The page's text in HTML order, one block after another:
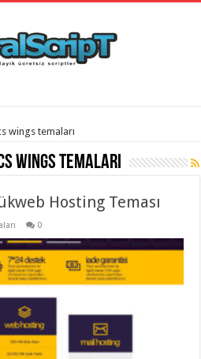
wings temaları
wings temaları
Hosting Teması
0